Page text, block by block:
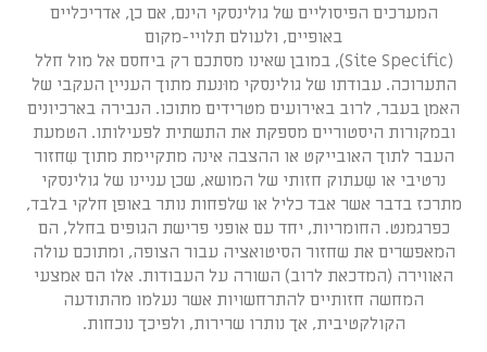
המערכים הפיסוליים של גולינסקי הינם, אם כן, אדריכליים
באופיים, ולעולם תלויי-מקום
(Site Specific), במובן שאינו מסתכם רק ביחסם אל מול חלל
התערוכה. עבודתו של גולינסקי מוּנעת מתוך העניין העקבי של
האמן בעבר, לרוב באירועים מטרידים מתוכו. הנבירה בארכיונים
ובמקורות היסטוריים מספקת את התשתית לפעילותו. הטמעת
העבר לתוך האובייקט או ההצבה אינה מתקיימת מתוך שִחזור
נרטיבי או שִעתוק חזותי של המושא, שכן עניינו של גולינסקי
מתרכז בדבר אשר אבד כליל או שלפחות נותר באופן חלקי בלבד,
כפרגמנט. החומריות, יחד עם אופני פרישת הגופים בחלל, הם
המאפשרים את שחזור הסיטואציה עבור הצופה, ומתוכם עולה
האווירה (המדכאת לרוב) השורה על העבודות. אלו הם אמצעי
המחשה חזותיים להתרחשויות אשר נעלמו מהתודעה
הקולקטיבית, אך נותרו שרירות, ולפיכך נוכחות.